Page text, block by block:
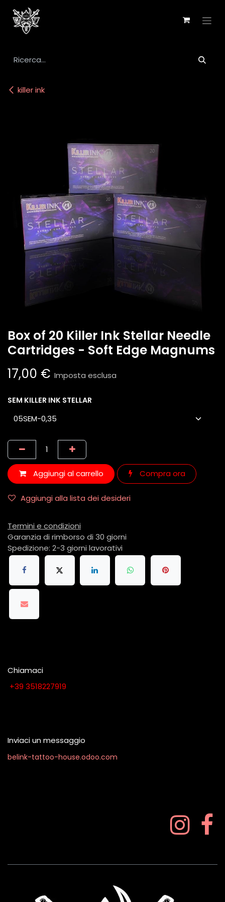
Passa al contenuto
killer ink
Box of 20 Killer Ink Stellar Needle
Cartridges - Soft Edge Magnums
17,00 € Imposta esclusa
SEM KILLER INK STELLAR
Aggiungi al carrello Compra ora
Aggiungi alla lista dei desideri
Termini e condizioni
Garanzia di rimborso di 30 giorni
Spedizione: 2-3 giorni lavorativi
Chiamaci
​​​​​​​​​​​​​​+​3​9​ ​3​5​1​8​2​2​7​9​1​9
Inviaci un messaggio
belink-tattoo-house.odoo.com